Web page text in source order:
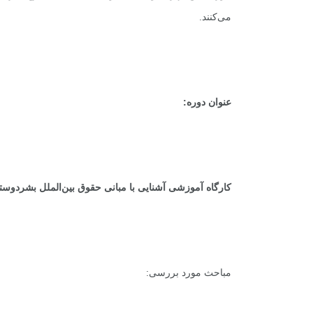
می‌کنند.
عنوان دوره:
کارگاه آموزشی آشنایی با مبانی حقوق بین‌الملل
مباحث مورد بررسی: